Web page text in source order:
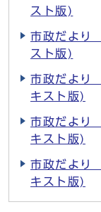
スト版)
市政だよ
スト版)
市政だよ
キスト版)
市政だよ
キスト版)
市政だよ
キスト版)